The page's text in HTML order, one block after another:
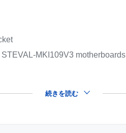
MKI109V3 motherboards
続きを読む